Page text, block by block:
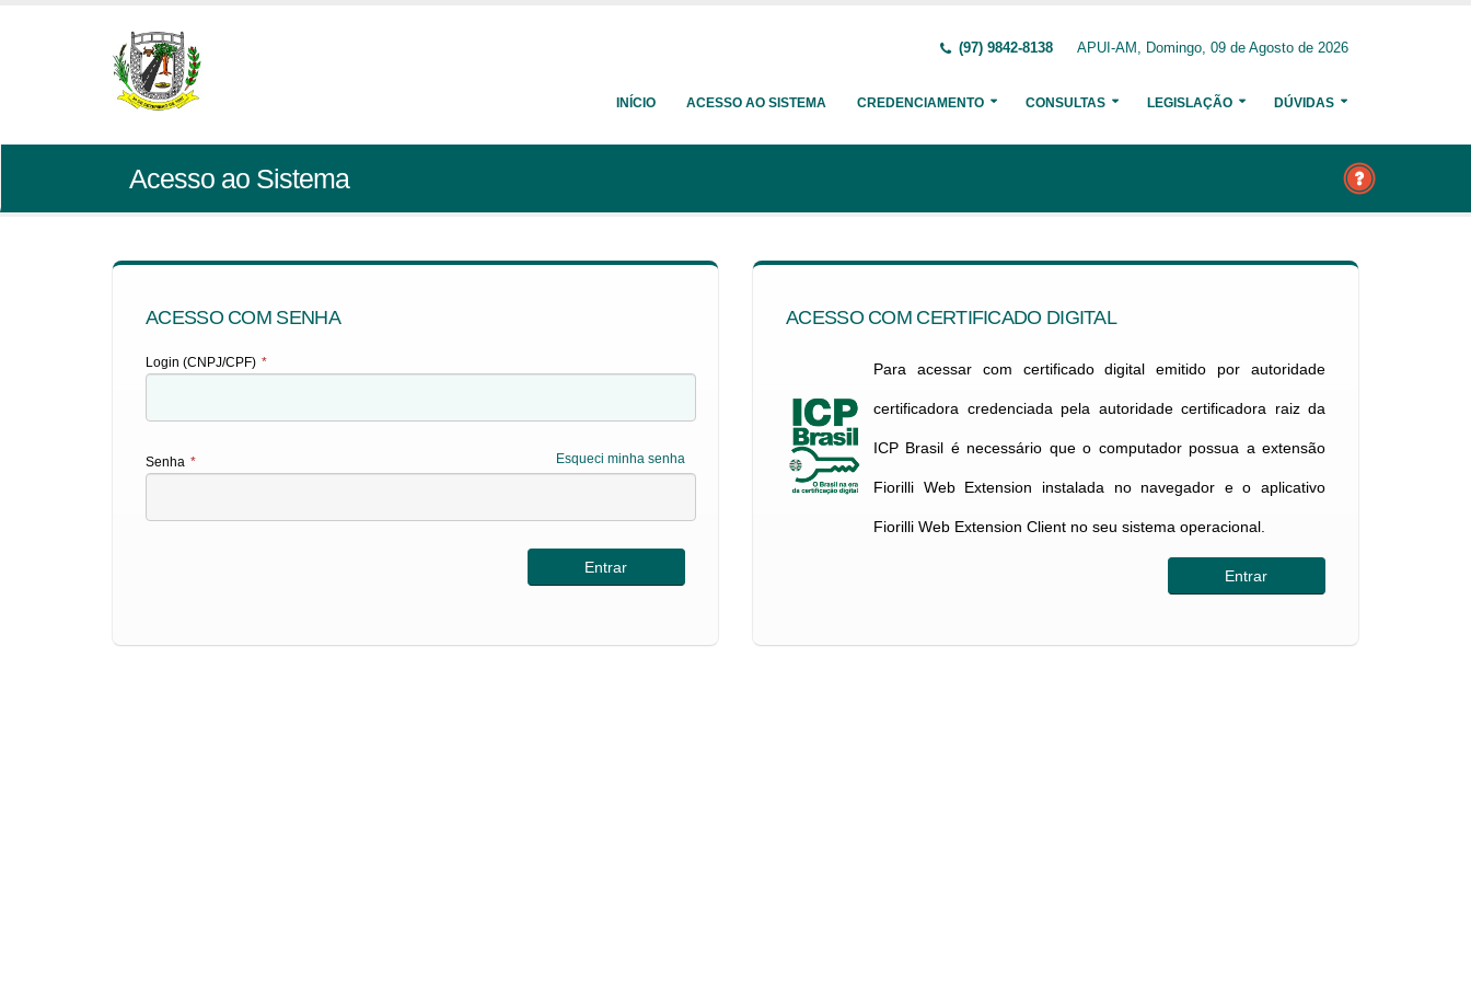
(97) 9842-8138 APUI-AM, Domingo, 09 de Agosto de 2026
INÍCIO ACESSO AO SISTEMA CREDENCIAMENTO CONSULTAS LEGISLAÇÃO DÚVIDAS
Acesso ao Sistema
ACESSO COM SENHA
Login (CNPJ/CPF) *
Esqueci minha senha
Senha *
ACESSO COM CERTIFICADO DIGITAL
Para acessar com certificado digital emitido por autoridade
certificadora credenciada pela autoridade certificadora raiz da
ICP Brasil é necessário que o computador possua a extensão
Fiorilli Web Extension instalada no navegador e o aplicativo
Fiorilli Web Extension Client no seu sistema operacional.